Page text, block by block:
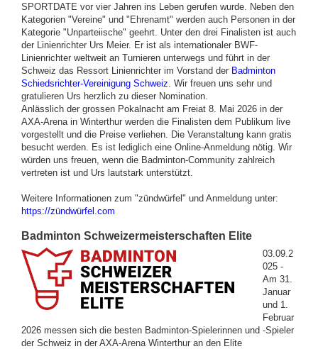
SPORTDATE vor vier Jahren ins Leben gerufen wurde. Neben den
Kategorien "Vereine" und "Ehrenamt" werden auch Personen in der
Kategorie "Unparteiische" geehrt. Unter den drei Finalisten ist auch
der Linienrichter Urs Meier. Er ist als internationaler BWF-
Linienrichter weltweit an Turnieren unterwegs und führt in der
Schweiz das Ressort Linienrichter im Vorstand der Badminton
Schiedsrichter-Vereinigung Schweiz . Wir freuen uns sehr und
gratulieren Urs herzlich zu dieser Nomination.
Anlässlich der grossen Pokalnacht am Freiat 8. Mai 2026 in der
AXA-Arena in Winterthur werden die Finalisten dem Publikum live
vorgestellt und die Preise verliehen. Die Veranstaltung kann gratis
besucht werden. Es ist lediglich eine Online-Anmeldung nötig. Wir
würden uns freuen, wenn die Badminton-Community zahlreich
vertreten ist und Urs lautstark unterstützt.
Weitere Informationen zum "zündwürfel" und Anmeldung unter:
https://zündwürfel.com
Badminton Schweizer­meisterschaften Elite
03.09.2
025 -
Am 31.
Januar
und 1.
Februar
2026 messen sich die besten Badminton-Spielerinnen und -Spieler
der Schweiz in der AXA-Arena Winterthur an den Elite